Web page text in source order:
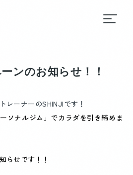
ンのお知らせ！！
レーナーのSHINJIです！
ソナルジム」でカラダを引き締めま
らせです！！